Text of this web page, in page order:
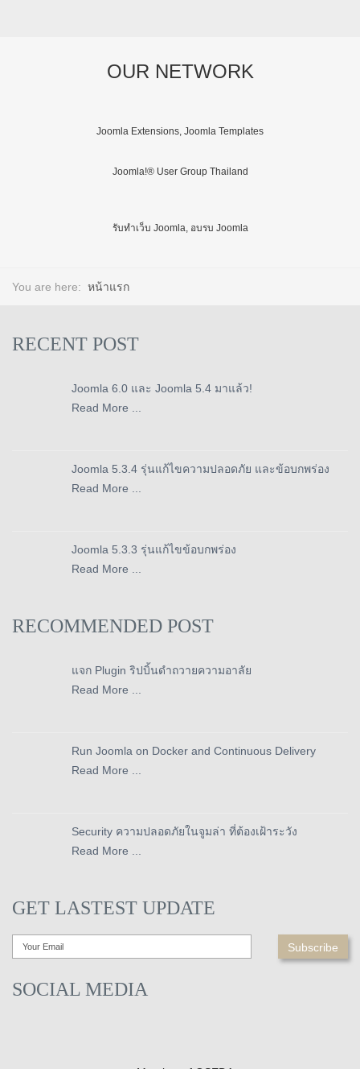
OUR NETWORK
Joomla Extensions, Joomla Templates
Joomla!® User Group Thailand
รับทำเว็บ Joomla, อบรบ Joomla
You are here: หน้าแรก
RECENT POST
Joomla 6.0 และ Joomla 5.4 มาแล้ว!
Read More ...
Joomla 5.3.4 รุ่นแก้ไขความปลอดภัย และข้อบกพร่อง
Read More ...
Joomla 5.3.3 รุ่นแก้ไขข้อบกพร่อง
Read More ...
RECOMMENDED POST
แจก Plugin ริปบิ้นดำถวายความอาลัย
Read More ...
Run Joomla on Docker and Continuous Delivery
Read More ...
Security ความปลอดภัยในจูมล่า ที่ต้องเฝ้าระวัง
Read More ...
GET LASTEST UPDATE
SOCIAL MEDIA